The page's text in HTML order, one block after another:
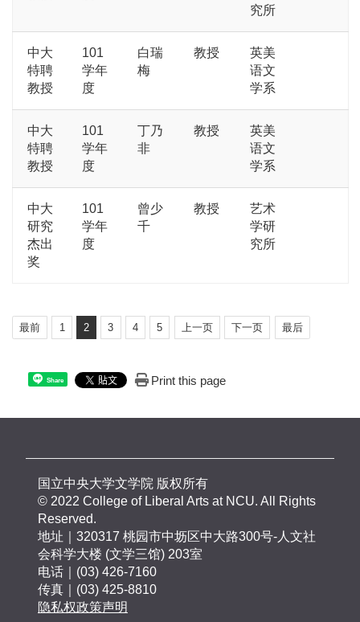
究所
中大
特聘
教授
101
学年
度
白瑞
梅
教授
英美
语文
学系
中大
特聘
教授
101
学年
度
丁乃
非
教授
英美
语文
学系
中大
研究
杰出
奖
101
学年
度
曾少
千
教授
艺术
学研
究所
最前 1 2 3 4 5 上一页 下一页 最后
Share Print this page
国立中央大学文学院 版权所有
© 2022 College of Liberal Arts at NCU. All Rights
Reserved.
地址｜320317 桃园市中坜区中大路300号-人文社
会科学大楼 (文学三馆) 203室
电话｜(03) 426-7160
传真｜(03) 425-8810
隐私权政策声明